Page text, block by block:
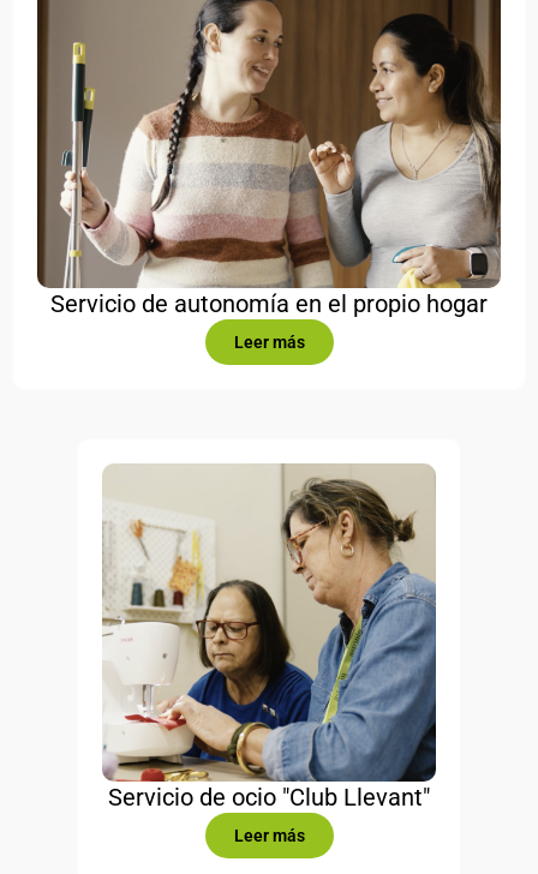
Servicio de autonomía en el propio hogar
Leer más
Servicio de ocio "Club Llevant"
Leer más